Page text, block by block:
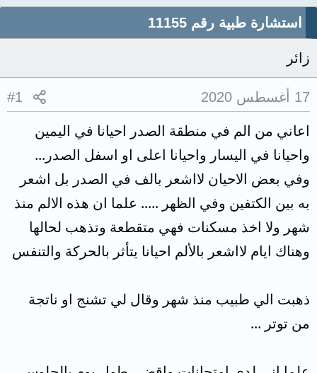
استشارة طبية رقم 11155
زائر
17 أغسطس 2020 #1
اعاني من الم في منطقة الصدر احيانا في اليمين
واحيانا في اليسار واحيانا اعلى او اسفل الصدر...
وفي بعض الاحيان لااشعر بالف في الصدر بل اشعر
به بين الكتفين وفي الظهر ..... علما ان هذه الالم منذ
شهر ولا اخذ مسكنات فهي متقطعة وتذهب لحالها
وهناك ايام لااشعر بالألم احيانا يتأثر بالحركة والتنفس
ذهبت الي طبيب منذ شهر وقال لي تشنج او ناتجة
من توتر ...